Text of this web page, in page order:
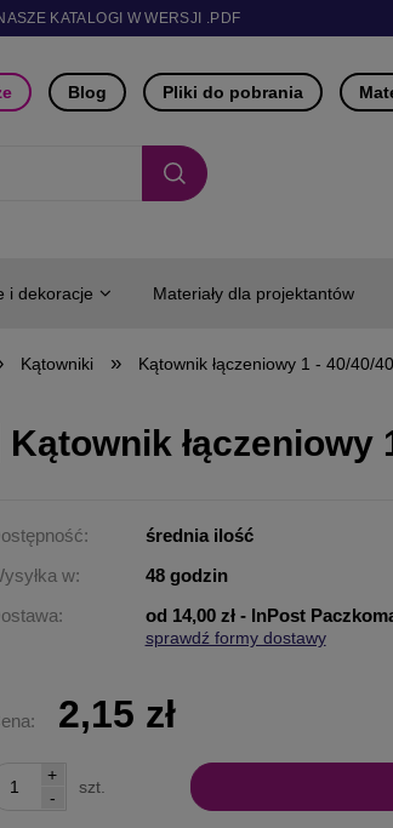
KATALOGI W WERSJI .PDF
Blog Pliki do pobrania
i dekoracje Materiały dla projektantów
Kątowniki » Kątownik łączeniowy 1 - 40/40/40
Kątownik łączeniowy
średnia ilość
w:
48 godzin
od 14,00 zł - InPost
sprawdź formy dostawy
2,15 zł
-
+
szt.